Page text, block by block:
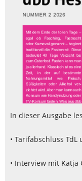
In dieser Ausgabe
• Tarifabschluss TdL
• Interview mit Katja